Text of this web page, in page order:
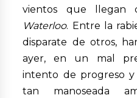
vientos que llegan
Waterloo. Entre la
disparate de otros,
ayer, en un mal
intento de progreso y
tan manoseada